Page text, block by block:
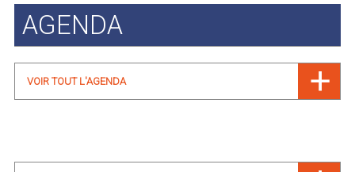
AGENDA
VOIR TOUT L'AGENDA